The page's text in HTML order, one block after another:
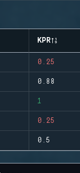
KPR
0.25
0.88
1
0.25
0.5